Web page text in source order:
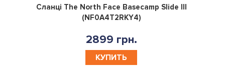
0
Сланці The North Face Basecamp Slide III
(NF0A4T2RKY4)
2899 грн.
КУПИТЬ